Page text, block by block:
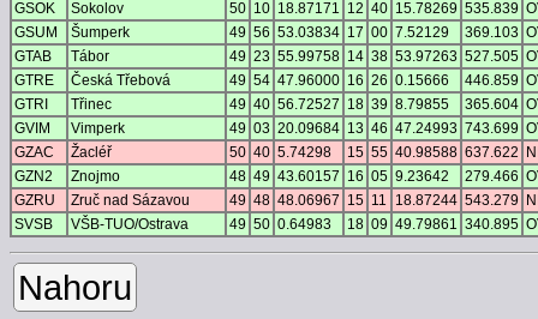
GSOK
Sokolov 50 10 18.87171 12 40 15.78269 535.839
GSUM
Šumperk 49 56 53.03834 17 00 7.52129 369.103
GTAB
Tábor 49 23 55.99758 14 38 53.97263 527.505
GTRE
Česká Třebová 49 54 47.96000 16 26 0.15666 446.859
GTRI
Třinec 49 40 56.72527 18 39 8.79855 365.604
GVIM
Vimperk 49 03 20.09684 13 46 47.24993 743.699
GZAC
Žacléř 50 40 5.74298 15 55 40.98588 637.622
GZN2
Znojmo 48 49 43.60157 16 05 9.23642 279.466
GZRU
Zruč nad Sázavou 49 48 48.06967 15 11 18.87244 543.279
SVSB
VŠB-TUO/Ostrava 49 50 0.64983 18 09 49.79861 340.895
Nahoru